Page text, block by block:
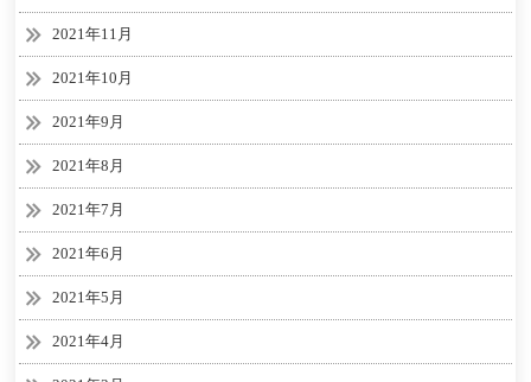
2021年11月
2021年10月
2021年9月
2021年8月
2021年7月
2021年6月
2021年5月
2021年4月